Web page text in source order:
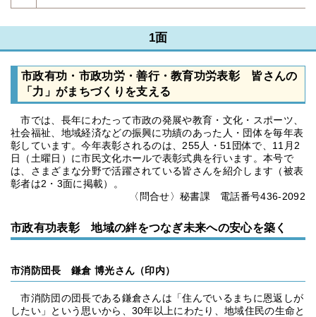
1面
市政有功・市政功労・善行・教育功労表彰 皆さんの
「力」がまちづくりを支える
市では、長年にわたって市政の発展や教育・文化・スポーツ、
社会福祉、地域経済などの振興に功績のあった人・団体を毎年表
彰しています。今年表彰されるのは、255人・51団体で、11月2
日（土曜日）に市民文化ホールで表彰式典を行います。本号で
は、さまざまな分野で活躍されている皆さんを紹介します（被表
彰者は2・3面に掲載）。
〈問合せ〉秘書課 電話番号436-2092
市政有功表彰 地域の絆をつなぎ未来への安心を築く
市消防団長 鎌倉 博光さん（印内）
市消防団の団長である鎌倉さんは「住んでいるまちに恩返しが
したい」という思いから、30年以上にわたり、地域住民の生命と